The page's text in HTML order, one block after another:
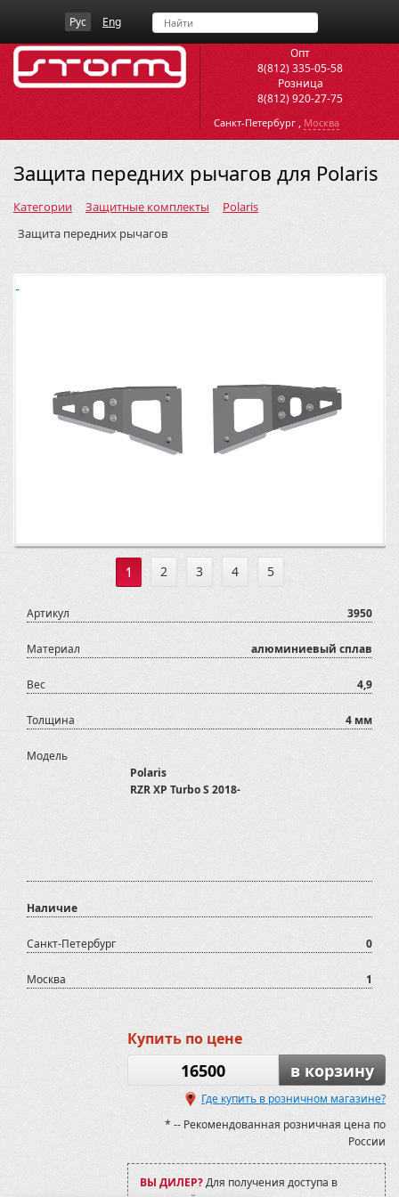
Рус Eng
Опт
8(812) 335-05-58
Розница
8(812) 920-27-75
Санкт-Петербург , Москва
Защита передних рычагов для Polaris
Категории Защитные комплекты
Polaris
Защита передних рычагов
1 2 3 4 5
Артикул 3950
Материал алюминиевый сплав
Вес 4,9
Толщина 4 мм
Модель
Polaris
RZR XP Turbo S 2018-
Наличие
Санкт-Петербург 0
Москва 1
Купить по цене
16500 в корзину
Где купить в розничном магазине?
* -- Рекомендованная розничная цена по
России
ВЫ ДИЛЕР?Для получения доступа в